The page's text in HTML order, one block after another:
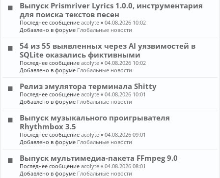
Выпуск Prismriver Lyrics 1.0.0, инструментария
для поиска текстов песен
Последнее сообщениеacolyte «04.08.2026 10:02
Добавлено в форуме Глобальные новости
54 из 55 выявленных через AI уязвимостей в
SQLite оказались фиктивными
Последнее сообщениеacolyte «04.08.2026 10:02
Добавлено в форуме Глобальные новости
Релиз эмулятора терминала Shitty
Последнее сообщениеacolyte «04.08.2026 10:01
Добавлено в форуме Глобальные новости
Выпуск музыкального проигрывателя
Rhythmbox 3.5
Последнее сообщениеacolyte «04.08.2026 09:01
Добавлено в форуме Глобальные новости
Выпуск мультимедиа-пакета FFmpeg 9.0
Последнее сообщениеacolyte «04.08.2026 08:01
Добавлено в форуме Глобальные новости